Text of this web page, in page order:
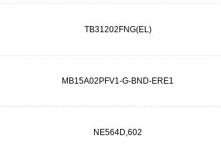
TB31202FNG(EL)
MB15A02PFV1-G-BND-ERE1
NE564D,602